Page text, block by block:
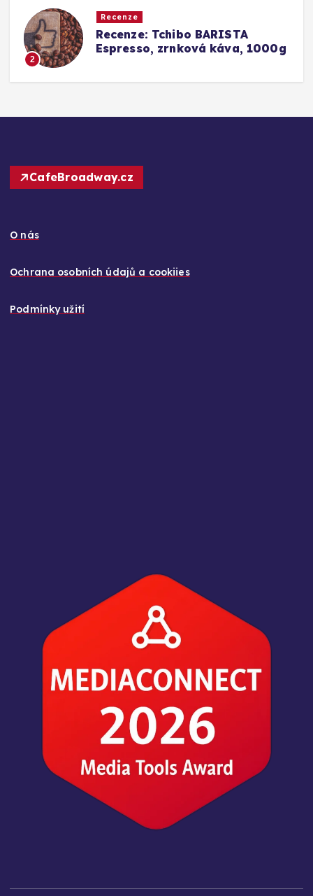
2
Recenze
Recenze: Tchibo BARISTA
Espresso, zrnková káva, 1000g
CafeBroadway.cz
O nás
Ochrana osobních údajů a cookiies
Podmínky užití